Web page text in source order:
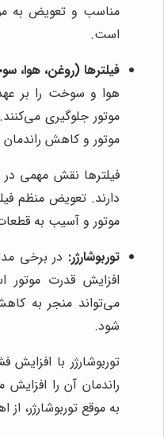
مناسب و تعویض به
است.
فیلترها (روغن، هوا،
هوا و سوخت را بر
موتور جلوگیری
موتور و کاهش
فیلترها نقش مهمی
دارند. تعویض منظم
موتور و آسیب به
توربوشارژر: در برخی
افزایش قدرت موتور
می‌تواند منجر به
شود.
توربوشارژر با
راندمان آن را
به موقع توربوشارژر،